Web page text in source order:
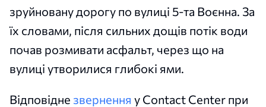
зруйновану дорогу по вулиці 5-та Воєнна. За
їх словами, після сильних дощів потік води
почав розмивати асфальт, через що на
вулиці утворилися глибокі ями.
Відповідне звернення у Contact Center при